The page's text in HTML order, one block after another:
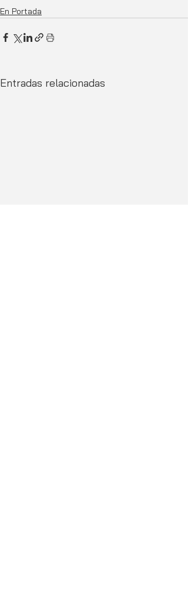
En Portada
Entradas relacionadas